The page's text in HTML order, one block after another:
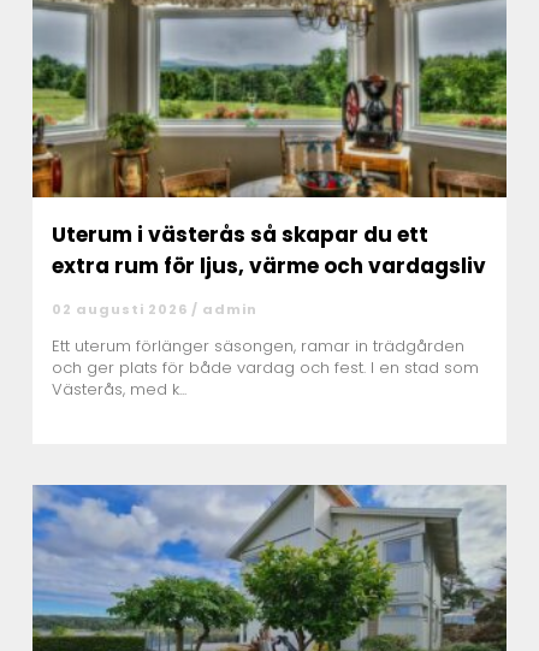
Uterum i västerås så skapar du ett
extra rum för ljus, värme och vardagsliv
02 augusti 2026 / admin
Ett uterum förlänger säsongen, ramar in trädgården
och ger plats för både vardag och fest. I en stad som
Västerås, med k...